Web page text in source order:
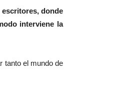
donde
interviene la
tanto el mundo de